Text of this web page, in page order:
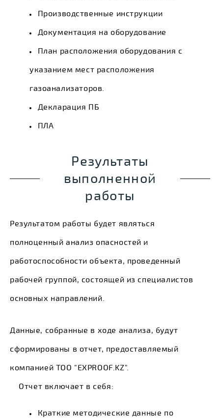
Производственные инструкции
Документация на оборудование
План расположения оборудования с
указанием мест расположения
газоанализаторов.
Декларация ПБ
ПЛА
Результаты
выполненной
работы
Результатом работы будет являться
полноценный aнализ опасностей и
работоспособности объекта, проведенный
рабочей группой, состоящей из специалистов
основных направлений.
Данные, собранные в ходе анализа, будут
сформированы в отчет, предоставляемый
компанией ТОО "EXPROOF.KZ".
Отчет включает в себя:
Краткие методические данные по